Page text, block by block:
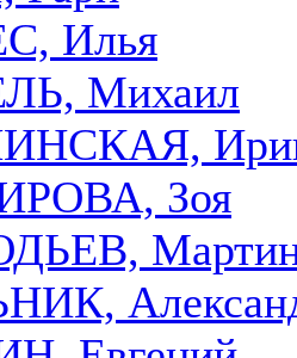
Илья
Михаил
Зоя